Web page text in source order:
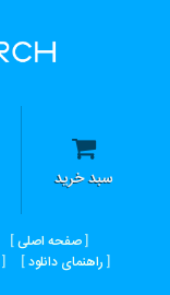
سبد خرید
صفحه اصلی
راهنمای دانلود